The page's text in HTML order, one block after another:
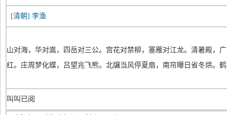
[清朝] 李渔
山对海，华对嵩，四岳对三公。宫花对禁柳，塞雁对江龙。清暑殿，
红。庄周梦化蝶，吕望兆飞熊。北牖当风停夏扇，南帘曝日省冬烘。
叫叫已阅